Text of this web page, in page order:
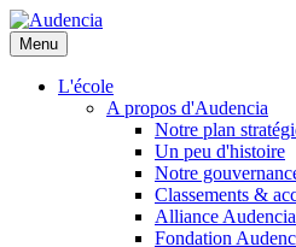
Aller
au
contenu
principal
Menu
L'école
A propos d'Audencia
Notre plan
Un peu d'histoire
Notre
Classements &
Alliance
Fondation